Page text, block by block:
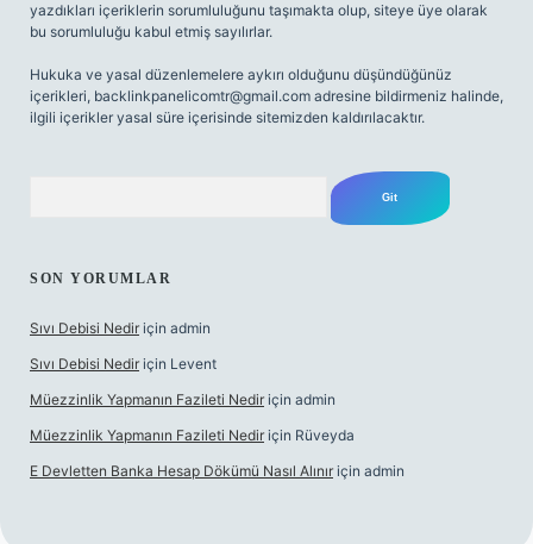
yazdıkları içeriklerin sorumluluğunu taşımakta olup, siteye üye olarak
bu sorumluluğu kabul etmiş sayılırlar.
Hukuka ve yasal düzenlemelere aykırı olduğunu düşündüğünüz
içerikleri, backlinkpanelicomtr@gmail.com adresine bildirmeniz halinde,
ilgili içerikler yasal süre içerisinde sitemizden kaldırılacaktır.
SON YORUMLAR
Sıvı Debisi Nedir için admin
Sıvı Debisi Nedir için Levent
Müezzinlik Yapmanın Fazileti Nedir için admin
Müezzinlik Yapmanın Fazileti Nedir için Rüveyda
E Devletten Banka Hesap Dökümü Nasıl Alınır için admin